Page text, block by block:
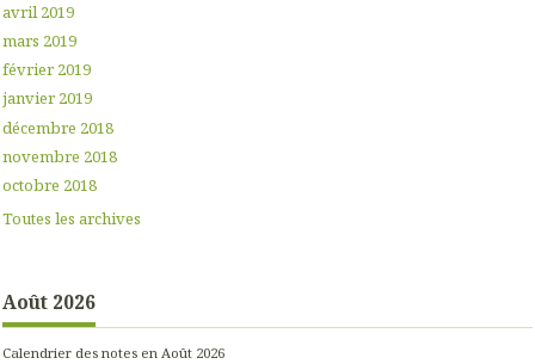
avril 2019
mars 2019
février 2019
janvier 2019
décembre 2018
novembre 2018
octobre 2018
Toutes les archives
Août 2026
Calendrier des notes en Août 2026